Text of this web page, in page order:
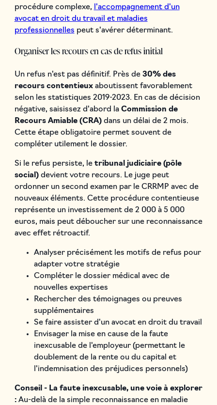
procédure complexe,
l'accompagnement d'un
avocat en droit du travail et maladies
professionnelles peut s'avérer déterminant.
Organiser les recours en cas de refus initial
Un refus n'est pas définitif. Près de 30% des
recours contentieuxaboutissent favorablement
selon les statistiques 2019-2023. En cas de décision
négative, saisissez d'abord la Commission de
Recours Amiable (CRA)dans un délai de 2 mois.
Cette étape obligatoire permet souvent de
compléter utilement le dossier.
Si le refus persiste, le tribunal judiciaire (pôle
social)devient votre recours. Le juge peut
ordonner un second examen par le CRRMP avec de
nouveaux éléments. Cette procédure contentieuse
représente un investissement de 2 000 à 5 000
euros, mais peut déboucher sur une reconnaissance
avec effet rétroactif.
Analyser précisément les motifs de refus pour
adapter votre stratégie
Compléter le dossier médical avec de
nouvelles expertises
Rechercher des témoignages ou preuves
supplémentaires
Se faire assister d'un avocat en droit du travail
Envisager la mise en cause de la faute
inexcusable de l'employeur (permettant le
doublement de la rente ou du capital et
l'indemnisation des préjudices personnels)
Conseil - La faute inexcusable, une voie à explorer
:Au-delà de la simple reconnaissance en maladie